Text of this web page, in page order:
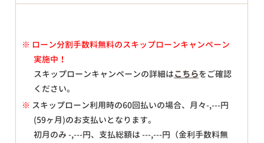
※ ローン分割手数料無料のスキップローンキャンペーン
実施中！
スキップローンキャンペーンの詳細はこちらをご確認
ください。
※ スキップローン利用時の60回払いの場合、月々-,---円
(59ヶ月)のお支払いとなります。
初月のみ-,---円、支払総額は---,---円（金利手数料無